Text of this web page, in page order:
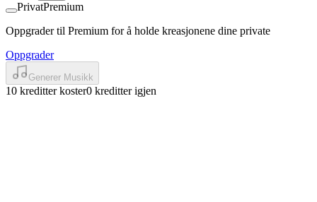
PrivatPremium
Oppgrader til Premium for å holde kreasjonene dine private
Oppgrader
Generer Musikk
10 kreditter koster0 kreditter igjen